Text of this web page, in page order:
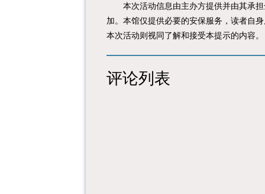
本次活动信息由主办方提供并由其承担
加。本馆仅提供必要的安保服务，读者自
本次活动则视同了解和接受本提示的内容。
评论列表